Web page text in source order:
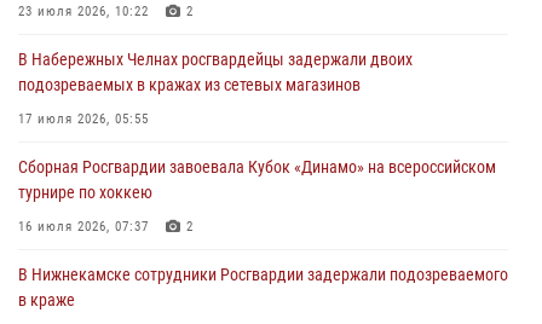
В Нижнекамске сотрудники Росгвардии задержали подозреваемого
23 июля 2026, 06:47
В Казани Росгвардия приняла участие в обеспечении безопасности
22 июля 2026, 07:41
23 июля 2026, 10:22 2
В Набережных Челнах росгвардейцы задержали двоих
подозреваемых в кражах из сетевых магазинов
17 июля 2026, 05:55
Сборная Росгвардии завоевала Кубок «Динамо» на всероссийском
турнире по хоккею
16 июля 2026, 07:37 2
В Нижнекамске сотрудники Росгвардии задержали подозреваемого
в краже